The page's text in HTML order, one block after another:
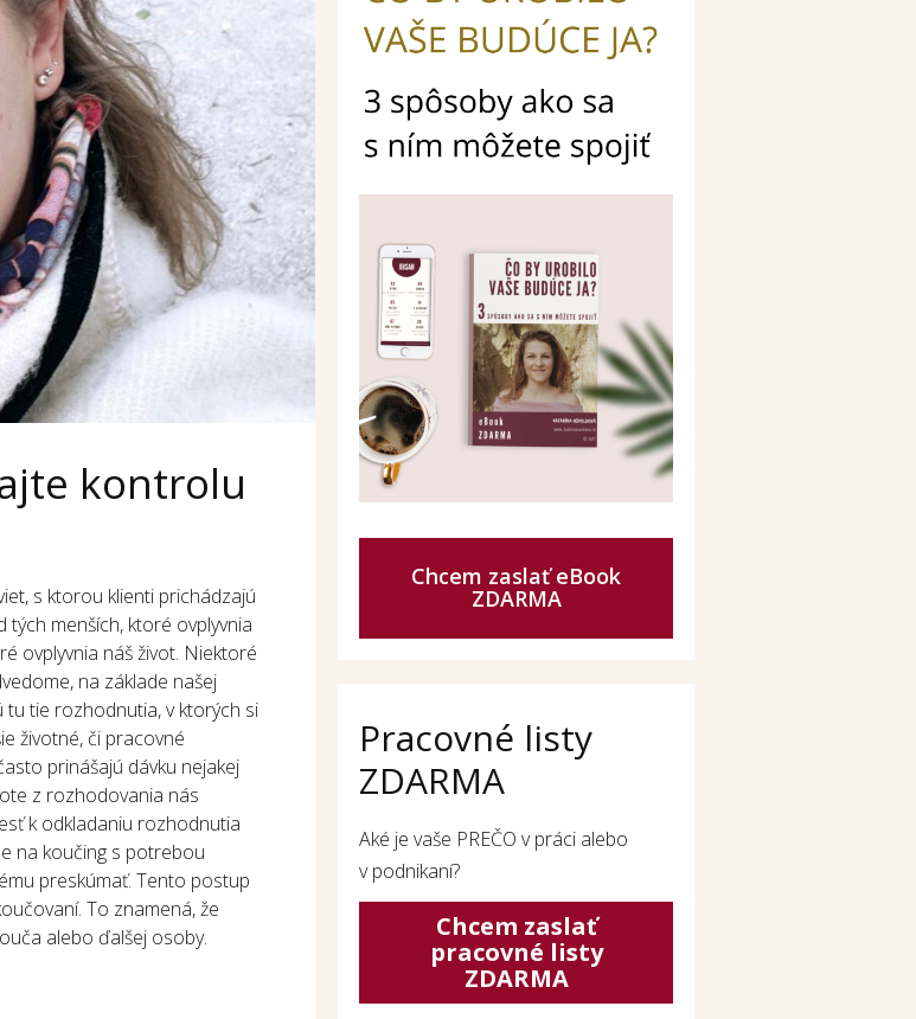
kontrolu
s ktorou klienti prichádzajú
menších, ktoré ovplyvnia
ovplyvnia náš život. Niektoré
na základe našej
tie rozhodnutia, v ktorých si
životné, či pracovné
prinášajú dávku nejakej
z rozhodovania nás
k odkladaniu rozhodnutia
na koučing s potrebou
preskúmať. Tento postup
To znamená, že
alebo ďalšej osoby.
Chcem zaslať eBook
ZDARMA
Pracovné listy
ZDARMA
Aké je vaše PREČO v práci alebo
v podnikaní?
Chcem zaslať
pracovné listy
ZDARMA